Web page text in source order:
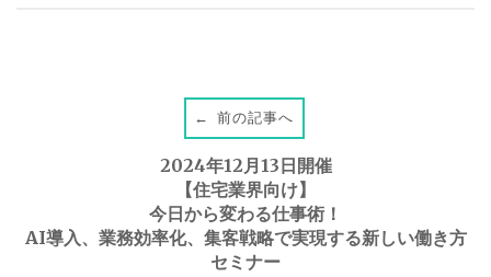
s
← 前の記事へ
2024年12月13日開催
【住宅業界向け】
今日から変わる仕事術！
AI導入、業務効率化、集客戦略で実現する新しい働き方
セミナー